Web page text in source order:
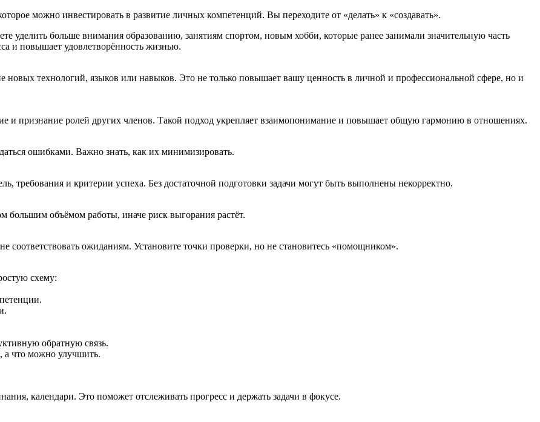
можно инвестировать в развитие личных компетенций. Вы переходите от «делать» к «создавать».
уделить больше внимания образованию, занятиям спортом, новым хобби, которые ранее занимали значительную часть
и повышает удовлетворённость жизнью.
новых технологий, языков или навыков. Это не только повышает вашу ценность в личной и профессиональной сфере, но и
и признание ролей других членов. Такой подход укрепляет взаимопонимание и повышает общую гармонию в отношениях.
ошибками. Важно знать, как их минимизировать.
требования и критерии успеха. Без достаточной подготовки задачи могут быть выполнены некорректно.
большим объёмом работы, иначе риск выгорания растёт.
соответствовать ожиданиям. Установите точки проверки, но не становитесь «помощником».
схему:
обратную связь.
а что можно улучшить.
календари. Это поможет отслеживать прогресс и держать задачи в фокусе.